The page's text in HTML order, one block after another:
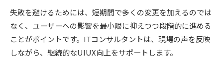
失敗を避けるためには、短期間で多くの変更を加えるのでは
なく、ユーザーへの影響を最小限に抑えつつ段階的に進める
ことがポイントです。ITコンサルタントは、現場の声を反映
しながら、継続的なUIUX向上をサポートします。